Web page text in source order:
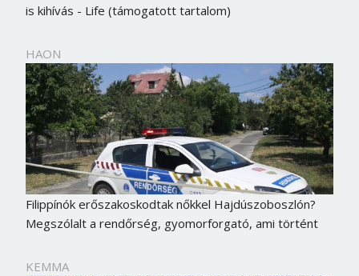
is kihívás - Life (támogatott tartalom)
HAON
Filippínók erőszakoskodtak nőkkel Hajdúszoboszlón?
Megszólalt a rendőrség, gyomorforgató, ami történt
KEMMA